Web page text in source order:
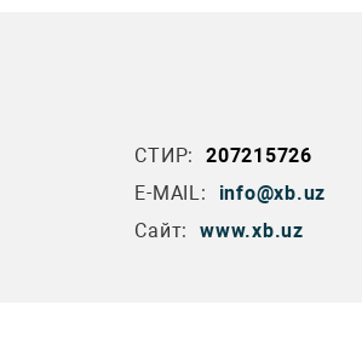
СТИР:
207215726
E-MAIL:
info@xb.uz
Сайт:
www.xb.uz